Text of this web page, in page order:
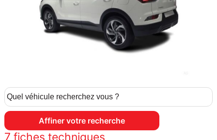
7 fiches techniques